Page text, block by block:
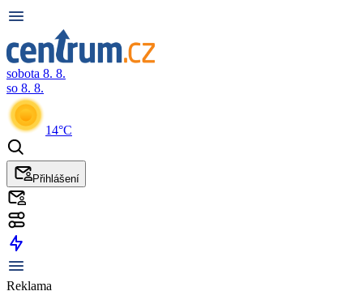
sobota 8. 8.
so 8. 8.
14°C
Přihlášení
Reklama